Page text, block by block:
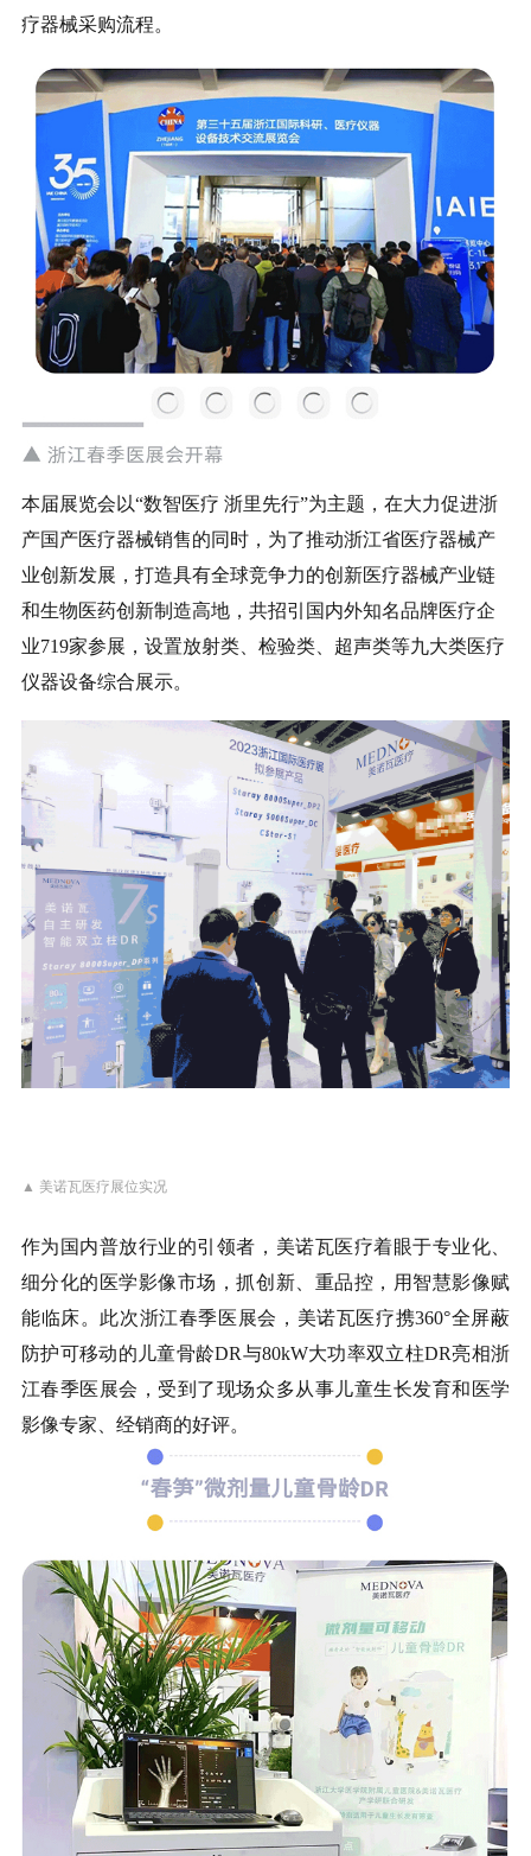
疗器械采购流程。
本届展览会以“数智医疗 浙里先行”为主题，在大力促进浙
产国产医疗器械销售的同时，为了推动浙江省医疗器械产
业创新发展，打造具有全球竞争力的创新医疗器械产业链
和生物医药创新制造高地，共招引国内外知名品牌医疗企
业719家参展，设置放射类、检验类、超声类等九大类医疗
仪器设备综合展示。
▲ 美诺瓦医疗展位实况
作为国内普放行业的引领者，美诺瓦医疗着眼于专业化、
细分化的医学影像市场，抓创新、重品控，用智慧影像赋
能临床。此次浙江春季医展会，美诺瓦医疗携360°全屏蔽
防护可移动的儿童骨龄DR与80kW大功率双立柱DR亮相浙
江春季医展会，受到了现场众多从事儿童生长发育和医学
影像专家、经销商的好评。